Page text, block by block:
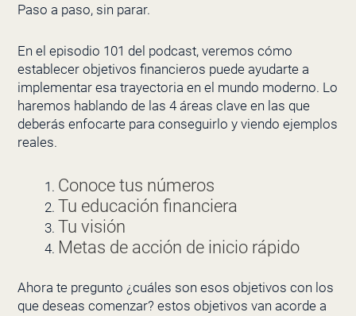
Paso a paso, sin parar.
En el episodio 101 del podcast, veremos cómo
establecer objetivos financieros puede ayudarte a
implementar esa trayectoria en el mundo moderno. Lo
haremos hablando de las 4 áreas clave en las que
deberás enfocarte para conseguirlo y viendo ejemplos
reales.
Conoce tus números
Tu educación financiera
Tu visión
Metas de acción de inicio rápido
Ahora te pregunto ¿cuáles son esos objetivos con los
que deseas comenzar? estos objetivos van acorde a